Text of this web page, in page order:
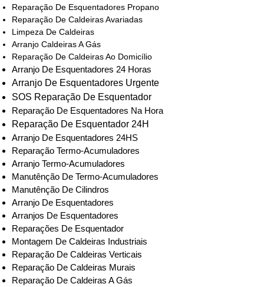
Reparação De Esquentadores Propano
Reparação De Caldeiras Avariadas
Limpeza De Caldeiras
Arranjo Caldeiras A Gás
Reparação De Caldeiras Ao Domicílio
Arranjo De Esquentadores 24 Horas
Arranjo De Esquentadores Urgente
SOS Reparação De Esquentador
Reparação De Esquentadores Na Hora
Reparação De Esquentador 24H
Arranjo De Esquentadores 24HS
Reparação Termo-Acumuladores
Arranjo Termo-Acumuladores
Manutênção De Termo-Acumuladores
Manutênção De Cilindros
Arranjo De Esquentadores
Arranjos De Esquentadores
Reparações De Esquentador
Montagem De Caldeiras Industriais
Reparação De Caldeiras Verticais
Reparação De Caldeiras Murais
Reparação De Caldeiras A Gás